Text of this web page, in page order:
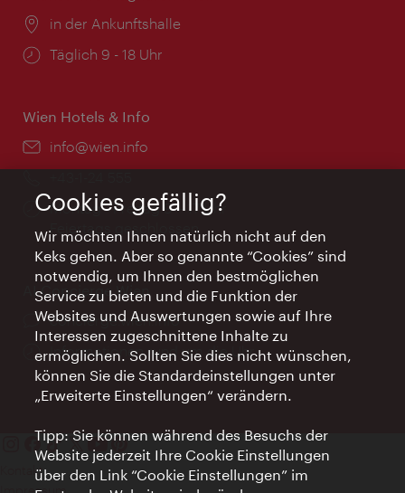
Ort:
in der Ankunftshalle
Öffnungszeiten:
Täglich 9 - 18 Uhr
Wien Hotels & Info
Email:
info@wien.info
Öffnungszeiten:
Montag - Freitag 9 – 17 Uhr
Feiertags geschlossen
AI Concierge Wien
Ort:
concierge.wien.info
Öffnungszeiten:
Informationen rund um die Uhr
Kontakt
Cookies gefällig?
Wir möchten Ihnen natürlich nicht auf den
Keks gehen. Aber so genannte “Cookies” sind
notwendig, um Ihnen den bestmöglichen
Service zu bieten und die Funktion der
Websites und Auswertungen sowie auf Ihre
Interessen zugeschnittene Inhalte zu
ermöglichen. Sollten Sie dies nicht wünschen,
können Sie die Standardeinstellungen unter
„Erweiterte Einstellungen“ verändern.
Tipp: Sie können während des Besuchs der
Website jederzeit Ihre Cookie Einstellungen
über den Link “Cookie Einstellungen” im